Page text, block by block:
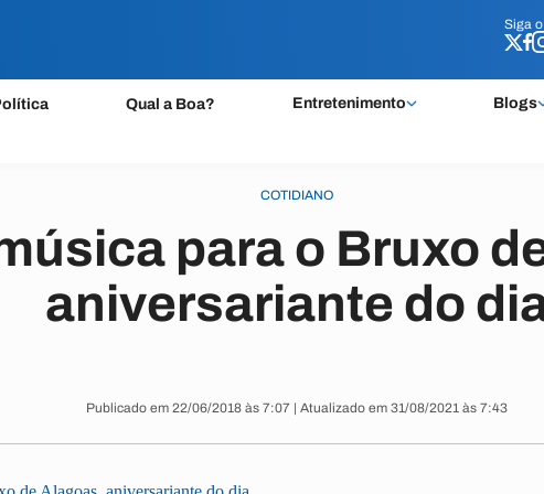
Siga o
Qual a Boa? Entretenimento Blogs
Siga o
COTIDIANO
para o Bruxo
aniversariante do
Publicado em 22/06/2018 às 7:07 | Atualizado em 31/08/2021 às 7:43